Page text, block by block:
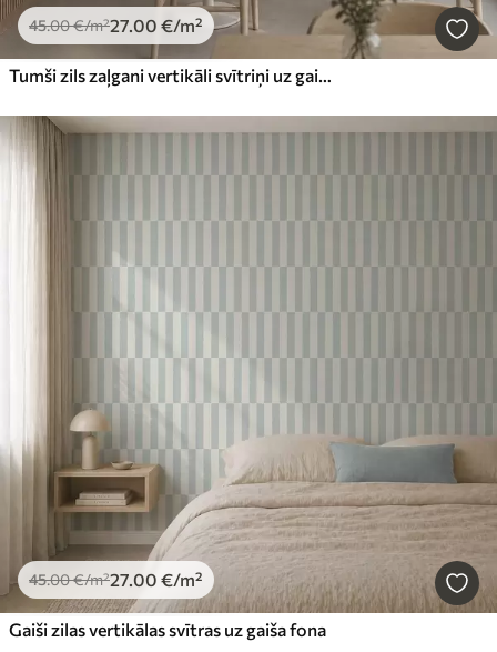
45.00€/m²27.00 €/m²
Tumši zils zaļgani vertikāli svītriņi uz gaiša fona
45.00€/m²27.00 €/m²
Gaiši zilas vertikālas svītras uz gaiša fona